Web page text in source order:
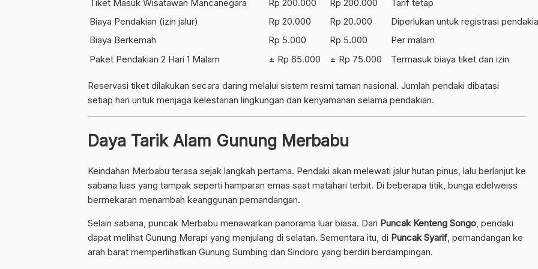
Tiket Masuk Wisatawan Mancanegara Rp 200.000 Rp 200.000
Tarif tetap
Biaya Pendakian (izin jalur)
Rp 20.000 Rp 20.000
Diperlukan untuk registrasi
Biaya Berkemah
Rp 5.000 Rp 5.000
Per malam
Paket Pendakian 2 Hari 1 Malam
± Rp 65.000 ± Rp 75.000 Termasuk biaya tiket dan izin
Reservasi tiket dilakukan secara daring melalui sistem resmi taman nasional. Jumlah pendaki dibatasi
setiap hari untuk menjaga kelestarian lingkungan dan kenyamanan selama pendakian.
Daya Tarik Alam Gunung Merbabu
Keindahan Merbabu terasa sejak langkah pertama. Pendaki akan melewati jalur hutan pinus, lalu berlanjut ke
sabana luas yang tampak seperti hamparan emas saat matahari terbit. Di beberapa titik, bunga edelweiss
bermekaran menambah keanggunan pemandangan.
Selain sabana, puncak Merbabu menawarkan panorama luar biasa. Dari Puncak Kenteng Songo , pendaki
dapat melihat Gunung Merapi yang menjulang di selatan. Sementara itu, di Puncak Syarif , pemandangan ke
arah barat memperlihatkan Gunung Sumbing dan Sindoro yang berdiri berdampingan.